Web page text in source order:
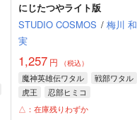
にじたつやライト版
STUDIO COSMOS / 梅川 和
実
1,257円 （税込）
魔神英雄伝ワタル
戦部ワタル
虎王
忍部ヒミコ
△：在庫残りわずか